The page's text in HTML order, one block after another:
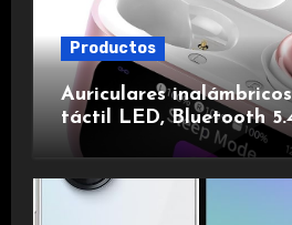
Productos
Auriculares
táctil LED, Bluetooth
de ruido,
duración.